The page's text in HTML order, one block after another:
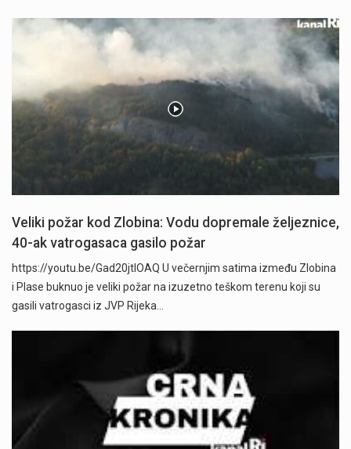
Veliki požar kod Zlobina: Vodu dopremale željeznice,
40-ak vatrogasaca gasilo požar
https://youtu.be/Gad20jtIOAQ U večernjim satima između Zlobina
i Plase buknuo je veliki požar na izuzetno teškom terenu koji su
gasili vatrogasci iz JVP Rijeka…